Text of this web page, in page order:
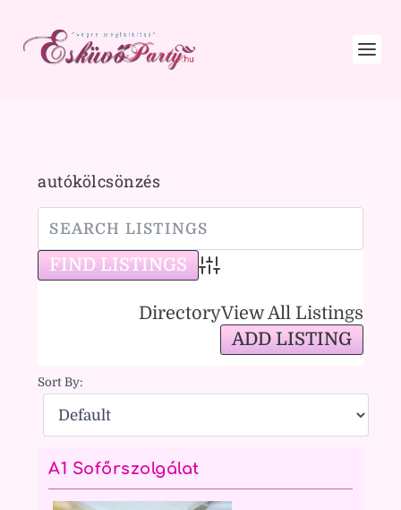
autókölcsönzés
Advanced Search
DirectoryView All Listings
ADD LISTING
Sort By:
A1 Sofőrszolgálat